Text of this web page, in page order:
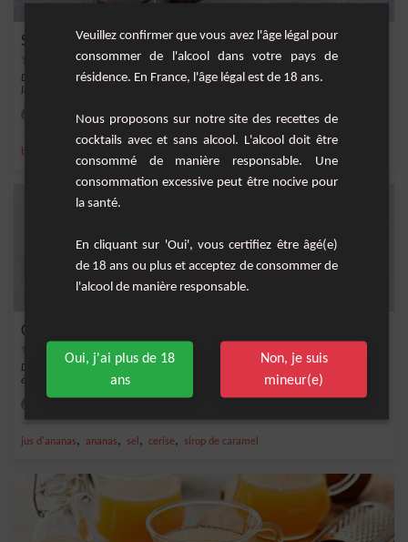
Smoothie noix de pécan et au caramel
Découvrez la douceur de l'automne dans un verre avec ce smoothie exquis mêlant
les save...
banane
Cocktail sans alcool Tropical Caramelisé
Découvrez ce cocktail exotique sans alcool qui vous transportera vers des horizons
enso...
jus d'ananas, ananas, sel , cerise, sirop de caramel
Veuillez confirmer que vous avez l'âge légal pour
consommer de l'alcool dans votre pays de
résidence. En France, l'âge légal est de 18 ans.
Nous proposons sur notre site des recettes de
cocktails avec et sans alcool. L'alcool doit être
consommé de manière responsable. Une
consommation excessive peut être nocive pour
la santé.
En cliquant sur 'Oui', vous certifiez être âgé(e)
de 18 ans ou plus et acceptez de consommer de
l'alcool de manière responsable.
Oui, j'ai plus de 18
ans
Non, je suis
mineur(e)